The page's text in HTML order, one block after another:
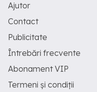
Ajutor
Contact
Publicitate
Întrebări frecvente
Abonament VIP
Termeni și condiții